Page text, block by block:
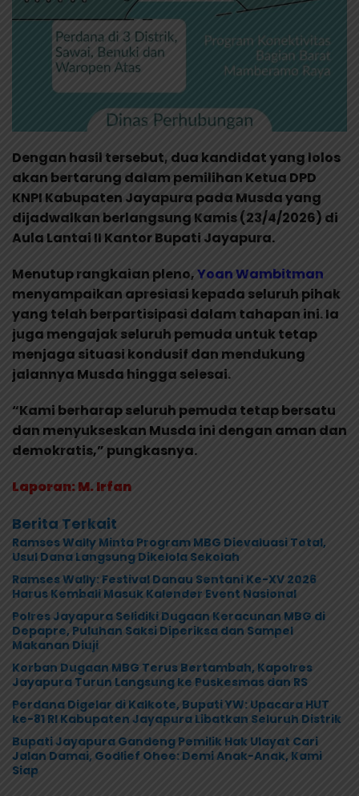
Dengan hasil tersebut, dua kandidat yang lolos
akan bertarung dalam pemilihan Ketua DPD
KNPI Kabupaten Jayapura pada Musda yang
dijadwalkan berlangsung Kamis (23/4/2026) di
Aula Lantai II Kantor Bupati Jayapura.
Menutup rangkaian pleno,Yoan Wambitman
menyampaikan apresiasi kepada seluruh pihak
yang telah berpartisipasi dalam tahapan ini. Ia
juga mengajak seluruh pemuda untuk tetap
menjaga situasi kondusif dan mendukung
jalannya Musda hingga selesai.
“Kami berharap seluruh pemuda tetap bersatu
dan menyukseskan Musda ini dengan aman dan
demokratis,” pungkasnya.
Laporan: M. Irfan
Berita Terkait
Ramses Wally Minta Program MBG Dievaluasi Total,
Usul Dana Langsung Dikelola Sekolah
Ramses Wally: Festival Danau Sentani Ke-XV 2026
Harus Kembali Masuk Kalender Event Nasional
Polres Jayapura Selidiki Dugaan Keracunan MBG di
Depapre, Puluhan Saksi Diperiksa dan Sampel
Makanan Diuji
Korban Dugaan MBG Terus Bertambah, Kapolres
Jayapura Turun Langsung ke Puskesmas dan RS
Perdana Digelar di Kalkote, Bupati YW: Upacara HUT
ke-81 RI Kabupaten Jayapura Libatkan Seluruh Distrik
Bupati Jayapura Gandeng Pemilik Hak Ulayat Cari
Jalan Damai, Godlief Ohee: Demi Anak-Anak, Kami
Siap